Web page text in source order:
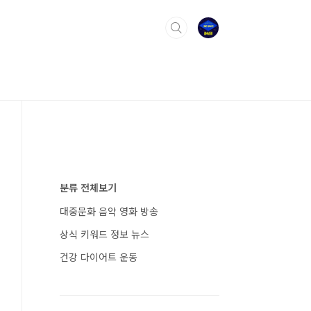
분류 전체보기
대중문화 음악 영화 방송
상식 키워드 정보 뉴스
건강 다이어트 운동